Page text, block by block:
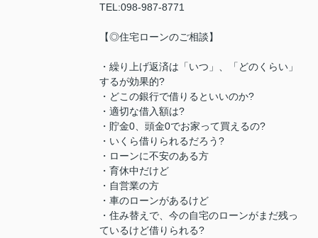
TEL:098-987-8771
【◎住宅ローンのご相談】
・繰り上げ返済は「いつ」、「どのくらい」
するが効果的?
・どこの銀行で借りるといいのか?
・適切な借入額は?
・貯金0、頭金0でお家って買えるの?
・いくら借りられるだろう?
・ローンに不安のある方
・育休中だけど
・自営業の方
・車のローンがあるけど
・住み替えで、今の自宅のローンがまだ残っ
ているけど借りられる?